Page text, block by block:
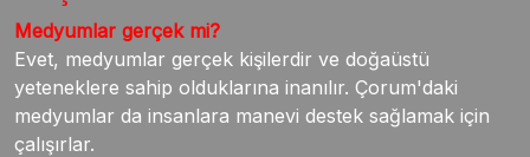
Medyumlar gerçek mi?
Evet, medyumlar gerçek kişilerdir ve doğaüstü
yeteneklere sahip olduklarına inanılır. Çorum'daki
medyumlar da insanlara manevi destek sağlamak için
çalışırlar.